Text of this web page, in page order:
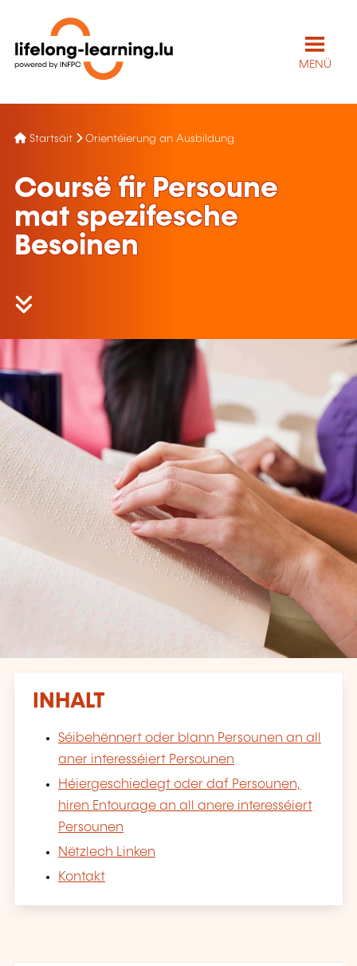
MENÜ
Startsäit Orientéierung an Ausbildung
Coursë fir Persoune
mat spezifesche
Besoinen
INHALT
Séibehënnert oder blann Persounen an all
aner interesséiert Persounen
Héiergeschiedegt oder daf Persounen,
hiren Entourage an all anere interesséiert
Persounen
Nëtzlech Linken
Kontakt